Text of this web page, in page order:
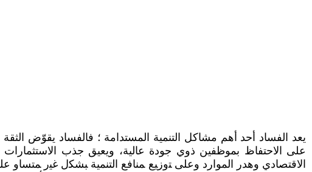
يعد الفساد أحد أهم مشاكل التنمية المستدامة ؛ فالفساد يقوّض
على الاحتفاظ بموظفين ذوي جودة عالية، ويعيق جذب الاستثمارات
الاقتصادي وهدر الموارد ﻭﻋﻠﻰ ﺘﻭﺯﻴﻊ ﻤﻨﺎﻓﻊ ﺍﻟﺘﻨﻤﻴﺔ ﺒﺸﻜل ﻏﻴﺭ